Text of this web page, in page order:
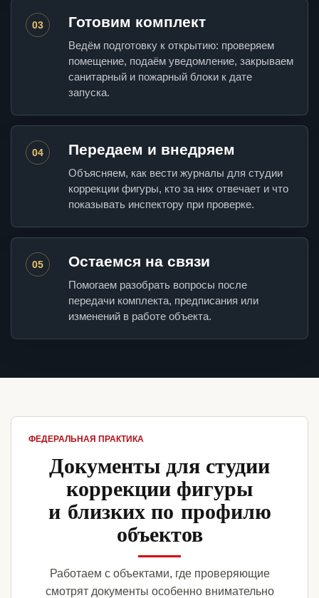
03 Готовим комплект
Ведём подготовку к открытию: проверяем
помещение, подаём уведомление, закрываем
санитарный и пожарный блоки к дате
запуска.
04 Передаем и внедряем
Объясняем, как вести журналы для студии
коррекции фигуры, кто за них отвечает и что
показывать инспектору при проверке.
05 Остаемся на связи
Помогаем разобрать вопросы после
передачи комплекта, предписания или
изменений в работе объекта.
ФЕДЕРАЛЬНАЯ ПРАКТИКА
Документы для студии
коррекции фигуры
и близких по профилю
объектов
Работаем с объектами, где проверяющие
смотрят документы особенно внимательно